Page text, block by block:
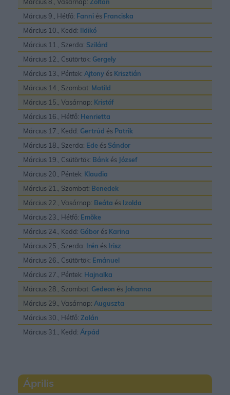
Március 9., Hétfő: Fanni és Franciska
Március 10., Kedd: Ildikó
Március 11., Szerda: Szilárd
Március 12., Csütörtök: Gergely
Március 13., Péntek: Ajtony és Krisztián
Március 14., Szombat: Matild
Március 15., Vasárnap: Kristóf
Március 16., Hétfő: Henrietta
Március 17., Kedd: Gertrúd és Patrik
Március 18., Szerda: Ede és Sándor
Március 19., Csütörtök: Bánk és József
Március 20., Péntek: Klaudia
Március 21., Szombat: Benedek
Március 22., Vasárnap: Beáta és Izolda
Március 23., Hétfő: Emõke
Március 24., Kedd: Gábor és Karina
Március 25., Szerda: Irén és Irisz
Március 26., Csütörtök: Emánuel
Március 27., Péntek: Hajnalka
Március 28., Szombat: Gedeon és Johanna
Március 29., Vasárnap: Auguszta
Március 30., Hétfő: Zalán
Március 31., Kedd: Árpád
Április